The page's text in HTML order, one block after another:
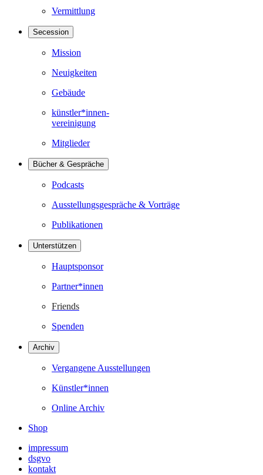
Vermittlung
Secession
Mission
Neuigkeiten
Gebäude
künstler*innen-
vereinigung
Mitglieder
Bücher & Gespräche
Podcasts
Ausstellungsgespräche & Vorträge
Publikationen
Unterstützen
Hauptsponsor
Partner*innen
Friends
Spenden
Archiv
Vergangene Ausstellungen
Künstler*innen
Online Archiv
Shop
impressum
dsgvo
kontakt